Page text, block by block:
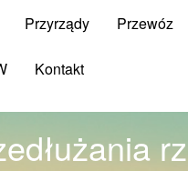
Przyrządy Przewóz
Kontakt